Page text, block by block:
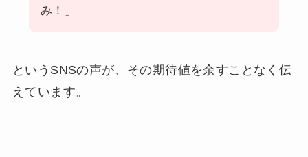
み！」
というSNSの声が、その期待値を余すことなく伝
えています。